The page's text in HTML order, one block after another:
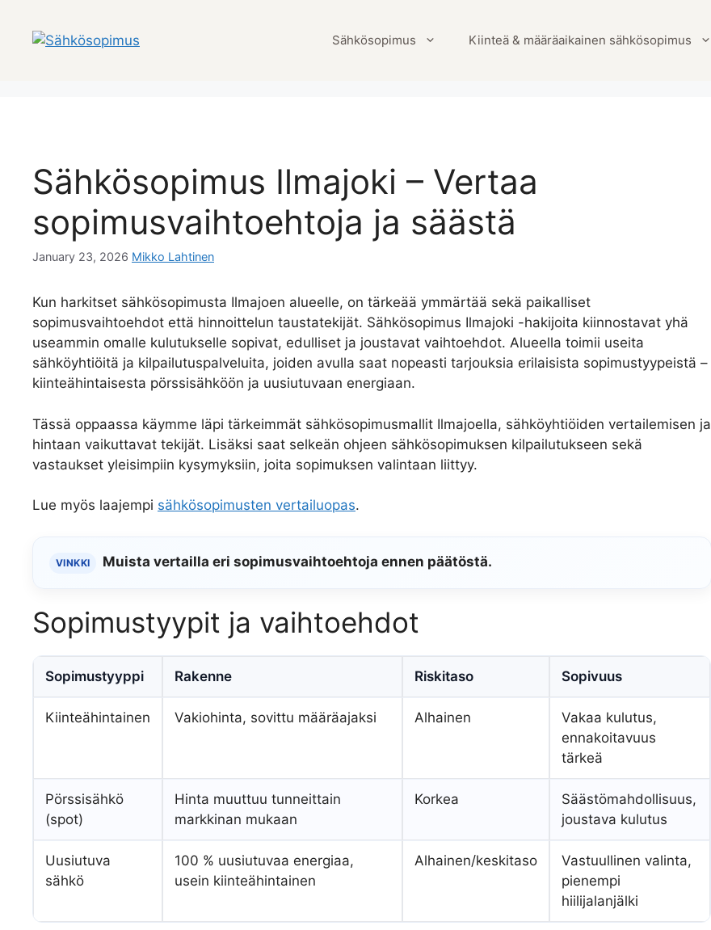
content
Sähkösopimus Kiinteä & määräaikainen sähkösopimus
Sähkösopimus Ilmajoki – Vertaa
sopimusvaihtoehtoja ja säästä
January 23, 2026 Mikko Lahtinen
Kun harkitset sähkösopimusta Ilmajoen alueelle, on tärkeää ymmärtää sekä paikalliset
sopimusvaihtoehdot että hinnoittelun taustatekijät. Sähkösopimus Ilmajoki -hakijoita kiinnostavat yhä
useammin omalle kulutukselle sopivat, edulliset ja joustavat vaihtoehdot. Alueella toimii useita
sähköyhtiöitä ja kilpailutuspalveluita, joiden avulla saat nopeasti tarjouksia erilaisista sopimustyypeistä –
kiinteähintaisesta pörssisähköön ja uusiutuvaan energiaan.
Tässä oppaassa käymme läpi tärkeimmät sähkösopimusmallit Ilmajoella, sähköyhtiöiden vertailemisen ja
hintaan vaikuttavat tekijät. Lisäksi saat selkeän ohjeen sähkösopimuksen kilpailutukseen sekä
vastaukset yleisimpiin kysymyksiin, joita sopimuksen valintaan liittyy.
Lue myös laajempi sähkösopimusten vertailuopas.
VINKKI Muista vertailla eri sopimusvaihtoehtoja ennen päätöstä.
Sopimustyypit ja vaihtoehdot
Sopimustyyppi Rakenne Riskitaso Sopivuus
Kiinteähintainen Vakiohinta, sovittu määräajaksi Alhainen
Vakaa kulutus,
ennakoitavuus
tärkeä
Pörssisähkö
(spot)
Hinta muuttuu tunneittain
markkinan mukaan
Korkea
Säästömahdollisuus,
joustava kulutus
Uusiutuva
sähkö
100 % uusiutuvaa energiaa,
usein kiinteähintainen
Alhainen/keskitaso
Vastuullinen valinta,
pienempi
hiilijalanjälki